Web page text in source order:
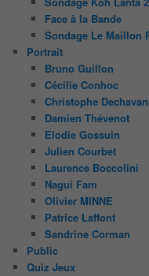
Face à la Bande
Sondage Le Maillon
Portrait
Bruno Guillon
Cécilie Conhoc
Christophe
Damien Thévenot
Elodie Gossuin
Julien Courbet
Laurence Boccolini
Nagui Fam
Olivier MINNE
Patrice Laffont
Sandrine Corman
Public
Quiz Jeux